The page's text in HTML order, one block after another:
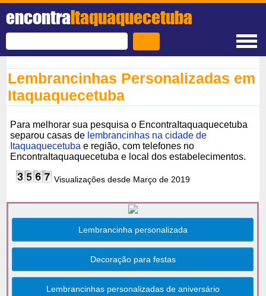
encontraItaquaquecetuba
Lembrancinhas Personalizadas em
Itaquaquecetuba
Para melhorar sua pesquisa o EncontraItaquaquecetuba
separou casas de lembrancinhas na cidade de
Itaquaquecetuba e região, com telefones no
EncontraItaquaquecetuba e local dos estabelecimentos.
Visualizações desde Março de 2019
Lembrancinha personalizada
Decoração para festas
Lembrancinhas personalizadas de aniversário